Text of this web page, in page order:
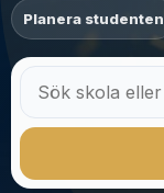
Planera studenten